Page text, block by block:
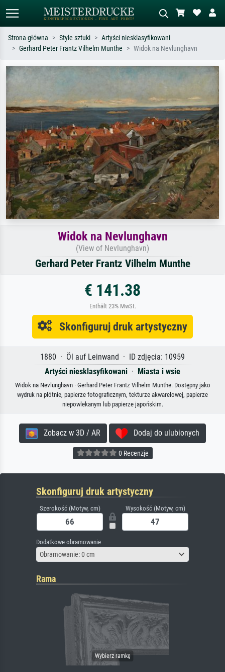
Szukaj wg artysty, tytułu lub stylu – np.
Opisz scenę – np. zielona łąka,
abstrakcja z czerwienią, ciemny olej,
Strona główna Style sztuki
Artyści niesklasyfikowani
Gerhard Peter Frantz Vilhelm Munthe
Widok na Nevlunghavn
Widok na Nevlunghavn
(View of Nevlunghavn)
Gerhard Peter Frantz Vilhelm Munthe
€ 141.38
Enthält 23% MwSt.
Skonfiguruj druk artystyczny
1880 · Öl auf Leinwand · ID zdjęcia: 10959
Artyści niesklasyfikowani · Miasta i wsie
Widok na Nevlunghavn · Gerhard Peter Frantz Vilhelm Munthe. Dostępny jako
wydruk na płótnie, papierze fotograficznym, tekturze akwarelowej, papierze
niepowlekanym lub papierze japońskim.
Zobacz w 3D / AR Dodaj do ulubionych
0 Recenzje
Skonfiguruj druk artystyczny
Szerokość (Motyw, cm) Wysokość (Motyw, cm)
Dodatkowe obramowanie
Obramowanie: 0 cm
Rama